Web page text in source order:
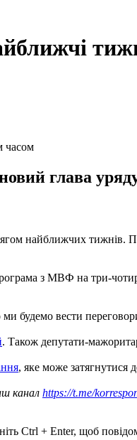
часом
глава
найближчих тижнів.
з МВФ на три-
будемо вести
. Також депутати-
, яке може затягнутися
канал https://t.me/
Ctrl + Enter, щоб